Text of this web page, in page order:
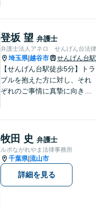
適切かつ速やかに解決いたし
ます。 お気軽にご相談くださ
い。
登坂 望 弁護士
弁護士法人アネロ せんげん台法
埼玉県|越谷市 せんげん台駅
【せんげん台駅徒歩5分】トラ
ブルを抱えた方に対し、それ
ぞれのご事情に真摯に向き合
金、 労働、企業法務など、多
岐に渡る分野に精通していま
す。お困りごとはお気軽にご
連絡ください。
牧田 史 弁護士
ルポながれやま法律事務所
千葉県|流山市
詳細を見る